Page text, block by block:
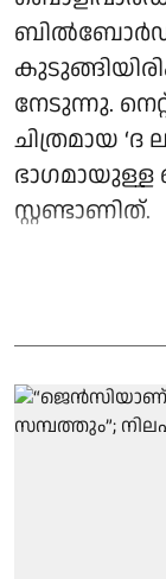
നേടുന്നു.
ചിത്രമായ ‘ദ
ഭാഗമായുള്ള
സ്റ്റണ്ടാണിത്.